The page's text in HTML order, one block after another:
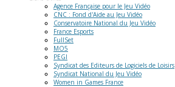
Agence Française pour le Jeu Vidéo
CNC : Fond d'Aide au Jeu Vidéo
Conservatoire National du Jeu Vidéo
France Esports
FullSet
MO5
PEGI
Syndicat des Editeurs de Logiciels de Loisirs
Syndicat National du Jeu Vidéo
Women in Games France